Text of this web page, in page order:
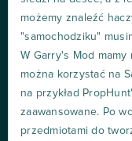
możemy znaleźć
"samochodziku"
W Garry's Mod
można korzystać na
na przykład
zaawansowane. Po
przedmiotami do